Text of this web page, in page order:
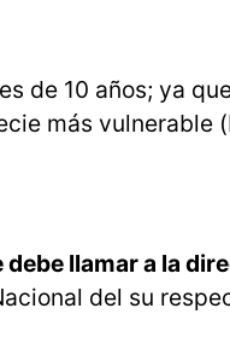
de 10 años; ya
más vulnerable
llamar a la
del su